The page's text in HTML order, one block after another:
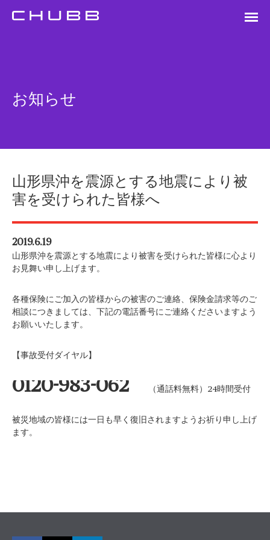
お知らせ
山形県沖を震源とする地震により被
害を受けられた皆様へ
2019.6.19
山形県沖を震源とする地震により被害を受けられた皆様に心より
お見舞い申し上げます。
各種保険にご加入の皆様からの被害のご連絡、保険金請求等のご
相談につきましては、下記の電話番号にご連絡くださいますよう
お願いいたします。
【事故受付ダイヤル】
0120-983-062 （通話料無料）24時間受付
被災地域の皆様には一日も早く復旧されますようお祈り申し上げ
ます。